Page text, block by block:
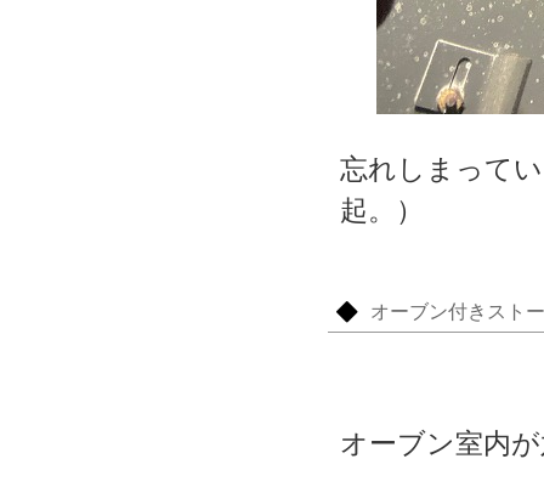
忘れしまって
起。）
オーブン付きスト
オーブン室内